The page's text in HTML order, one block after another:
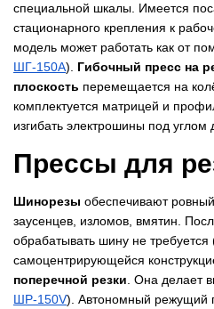
специальной шкалы. Имеется
стационарного крепления к
модель может работать как от
ШГ-150А). Гибочный пресс на
плоскость перемещается на
комплектуется матрицей и
изгибать электрошины под углом
Прессы для
Шинорезы обеспечивают
заусенцев, изломов, вмятин.
обрабатывать шину не требуется
самоцентрирующейся
поперечной резки . Она делает
ШР-150V). Автономный режущий